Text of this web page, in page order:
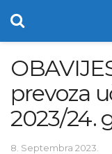
prevoza
2023/24.
8. Septembra 2023.